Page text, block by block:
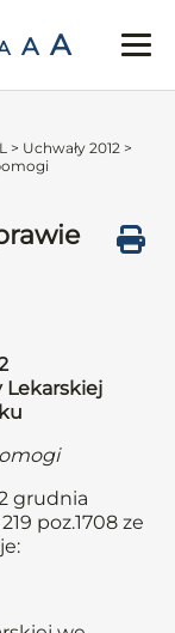
A A
> Uchwały 2012 >
Lekarskiej
grudnia
poz.1708 ze